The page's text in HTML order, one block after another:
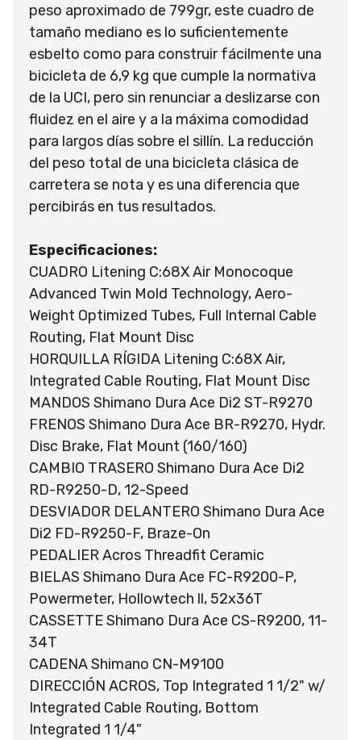
peso aproximado de 799gr, este cuadro de
tamaño mediano es lo suficientemente
esbelto como para construir fácilmente una
bicicleta de 6,9 kg que cumple la normativa
de la UCI, pero sin renunciar a deslizarse con
fluidez en el aire y a la máxima comodidad
para largos días sobre el sillín. La reducción
del peso total de una bicicleta clásica de
carretera se nota y es una diferencia que
percibirás en tus resultados.
Especificaciones:
CUADRO Litening C:68X Air Monocoque
Advanced Twin Mold Technology, Aero-
Weight Optimized Tubes, Full Internal Cable
Routing, Flat Mount Disc
HORQUILLA RÍGIDA Litening C:68X Air,
Integrated Cable Routing, Flat Mount Disc
MANDOS Shimano Dura Ace Di2 ST-R9270
FRENOS Shimano Dura Ace BR-R9270, Hydr.
Disc Brake, Flat Mount (160/160)
CAMBIO TRASERO Shimano Dura Ace Di2
RD-R9250-D, 12-Speed
DESVIADOR DELANTERO Shimano Dura Ace
Di2 FD-R9250-F, Braze-On
PEDALIER Acros Threadfit Ceramic
BIELAS Shimano Dura Ace FC-R9200-P,
Powermeter, Hollowtech ll, 52x36T
CASSETTE Shimano Dura Ace CS-R9200, 11-
34T
CADENA Shimano CN-M9100
DIRECCIÓN ACROS, Top Integrated 1 1/2" w/
Integrated Cable Routing, Bottom
Integrated 1 1/4"